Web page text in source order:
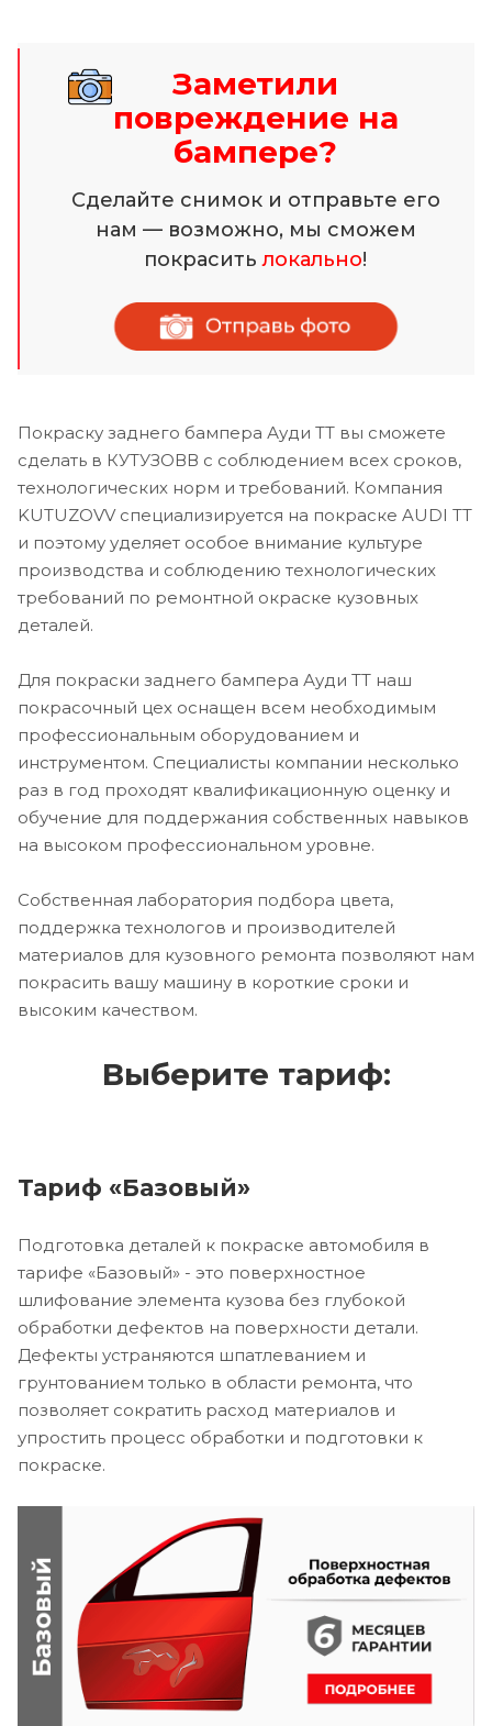
Заметили
повреждение на
бампере?
Сделайте снимок и отправьте его
нам — возможно, мы сможем
покраситьлокально!
Покраску заднего бампера Ауди ТТ вы сможете
сделать в КУТУЗОВВ с соблюдением всех сроков,
технологических норм и требований. Компания
KUTUZOVV специализируется на покраске AUDI TT
и поэтому уделяет особое внимание культуре
производства и соблюдению технологических
требований по ремонтной окраске кузовных
деталей.
Для покраски заднего бампера Ауди ТТ наш
покрасочный цех оснащен всем необходимым
профессиональным оборудованием и
инструментом. Специалисты компании несколько
раз в год проходят квалификационную оценку и
обучение для поддержания собственных навыков
на высоком профессиональном уровне.
Собственная лаборатория подбора цвета,
поддержка технологов и производителей
материалов для кузовного ремонта позволяют нам
покрасить вашу машину в короткие сроки и
высоким качеством.
Выберите тариф:
Тариф «Базовый»
Подготовка деталей к покраске автомобиля в
тарифе «Базовый» - это поверхностное
шлифование элемента кузова без глубокой
обработки дефектов на поверхности детали.
Дефекты устраняются шпатлеванием и
грунтованием только в области ремонта, что
позволяет сократить расход материалов и
упростить процесс обработки и подготовки к
покраске.